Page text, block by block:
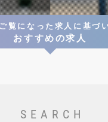
ためのキャリア選択
覧になった求人に基づ
おすすめの求人
SEARCH